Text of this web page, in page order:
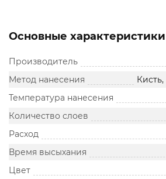
Основные характеристики
Производитель
Метод нанесения
Температура нанесения
Количество слоев
Расход
Время высыхания
Цвет